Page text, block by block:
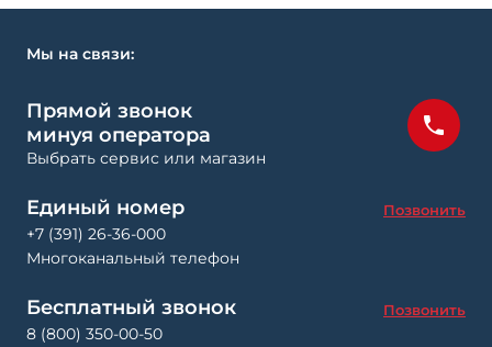
Мы на связи:
Прямой звонок
минуя оператора
Выбрать сервис или магазин
Единый номер Позвонить
+7 (391) 26-36-000
Многоканальный телефон
Бесплатный звонок Позвонить
8 (800) 350-00-50